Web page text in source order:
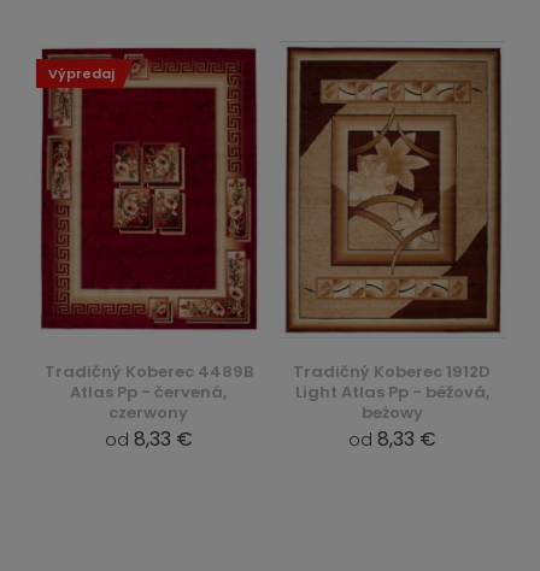
Tradičný Koberec 4489B
Atlas Pp - červená,
czerwony
od 8,33 €
Výpredaj
Tradičný Koberec 1912D
Light Atlas Pp - béžová,
beżowy
od 8,33 €